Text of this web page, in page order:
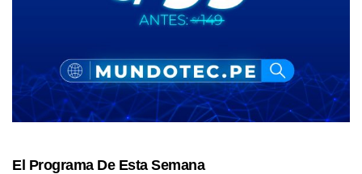
El Programa De Esta Semana